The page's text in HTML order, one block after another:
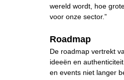
wereld wordt, hoe
voor onze sector.”
Roadmap
De roadmap vertrekt
ideeën en
en events niet langer